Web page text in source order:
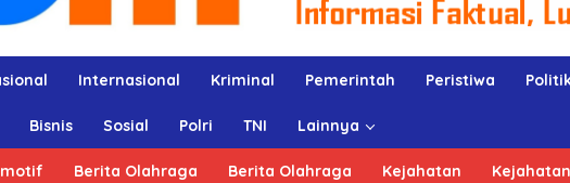
Internasional Kriminal Pemerintah Peristiwa
Bisnis Sosial Polri TNI Lainnya
Berita Olahraga Berita Olahraga Kejahatan Kejahatan